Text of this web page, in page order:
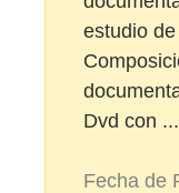
estudio
Dvd con ...
Fecha de